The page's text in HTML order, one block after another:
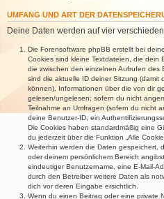
UMFANG UND ART DER
Deine Daten werden auf vier
Die Forensoftware phpBB erstellt bei
Cookies sind kleine Textdateien, die dein
die zwischen den einzelnen Aufrufen
sind die aktuelle ID deiner Sitzung (damit
können), Informationen über die von dir
gelesen/ungelesen; sofern du nicht
Teilnahme an Umfragen (sofern du nicht
deine Benutzer-ID, ein
Die Cookies haben standardmäßig eine
du jederzeit über die Funktion „Alle
Weiterhin werden die Daten gespeichert,
oder deinem persönlichem Bereich
eindeutiger Benutzername, eine E-Mail-
durch den Betreiber weitere Daten als
dich vor deren Eingabe ersichtlich.
Wenn du einen Beitrag oder eine private